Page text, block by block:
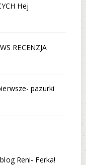
Hej
RECENZJA
pazurki
Reni- Ferka!